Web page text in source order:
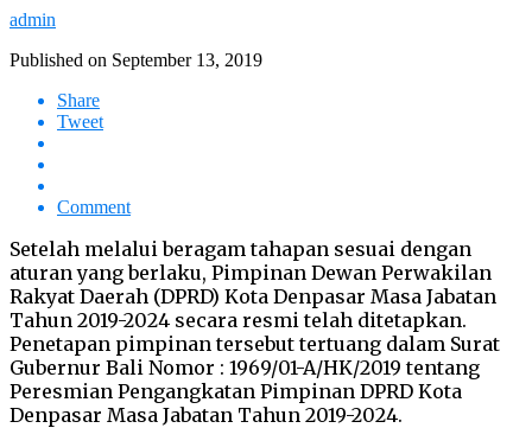
admin
Published on September 13, 2019
Share
Tweet
Comment
Setelah melalui beragam tahapan sesuai dengan
aturan yang berlaku, Pimpinan Dewan Perwakilan
Rakyat Daerah (DPRD) Kota Denpasar Masa Jabatan
Tahun 2019-2024 secara resmi telah ditetapkan.
Penetapan pimpinan tersebut tertuang dalam Surat
Gubernur Bali Nomor : 1969/01-A/HK/2019 tentang
Peresmian Pengangkatan Pimpinan DPRD Kota
Denpasar Masa Jabatan Tahun 2019-2024.